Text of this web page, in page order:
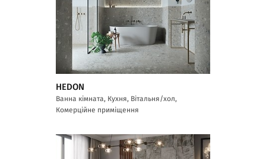
HEDON
Ванна кімната, Кухня, Вітальня/хол,
Комерційне приміщення